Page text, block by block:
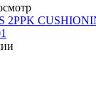
2PPK